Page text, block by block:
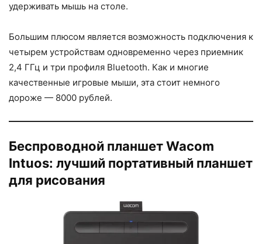
удерживать мышь на столе.
Большим плюсом является возможность подключения к
четырем устройствам одновременно через приемник
2,4 ГГц и три профиля Bluetooth. Как и многие
качественные игровые мыши, эта стоит немного
дороже — 8000 рублей.
Беспроводной планшет Wacom
Intuos: лучший портативный планшет
для рисования